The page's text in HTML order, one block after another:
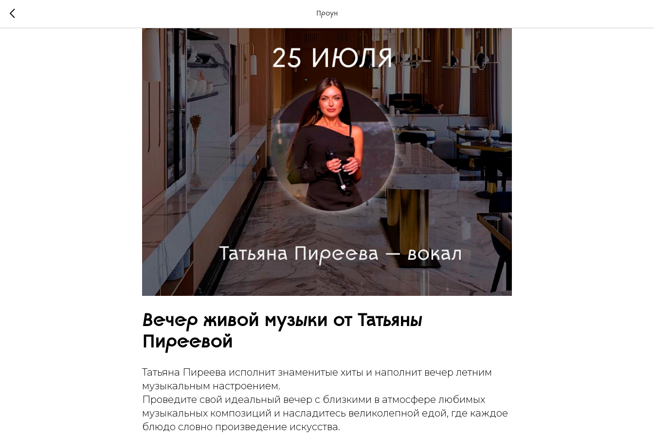
Проун
Вечер живой музыки от Татьяны
Пиреевой
Татьяна Пиреева исполнит знаменитые хиты и наполнит вечер летним
музыкальным настроением.
Проведите свой идеальный вечер с близкими в атмосфере любимых
музыкальных композиций и насладитесь великолепной едой, где каждое
блюдо словно произведение искусства.